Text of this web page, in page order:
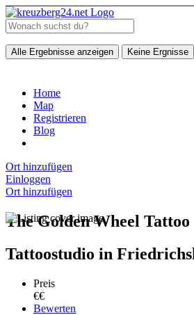
Alle Ergebnisse anzeigen Keine Ergnisse
Home
Map
Registrieren
Blog
Ort hinzufügen
Einloggen
Ort hinzufügen
The Golden Wheel Tattoo
Tattoostudio in
Preis
€€
Bewerten